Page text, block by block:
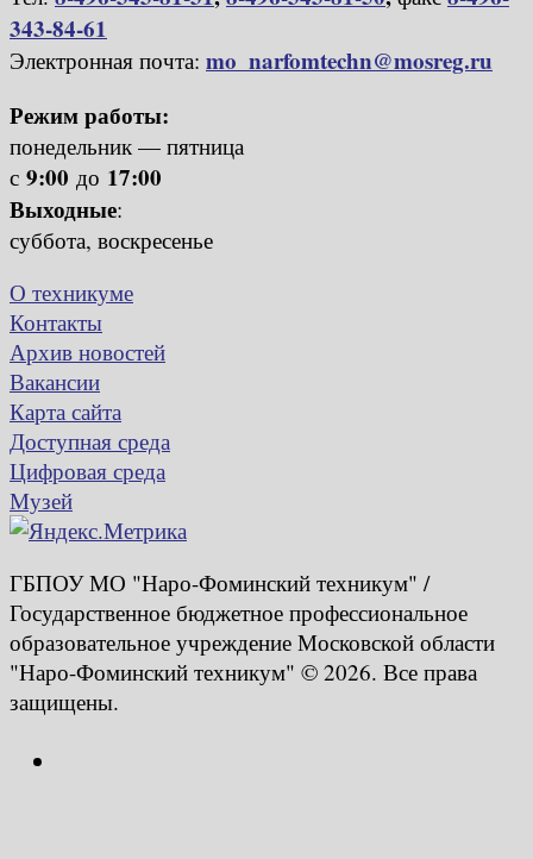
343-84-61
Электронная почта: mo_narfomtechn@mosreg.ru
Режим работы:
понедельник — пятница
с 9:00 до 17:00
Выходные:
суббота, воскресенье
О техникуме
Контакты
Архив новостей
Вакансии
Карта сайта
Доступная среда
Цифровая среда
Музей
ГБПОУ МО "Наро-Фоминский техникум" /
Государственное бюджетное профессиональное
образовательное учреждение Московской области
"Наро-Фоминский техникум" © 2026. Все права
защищены.